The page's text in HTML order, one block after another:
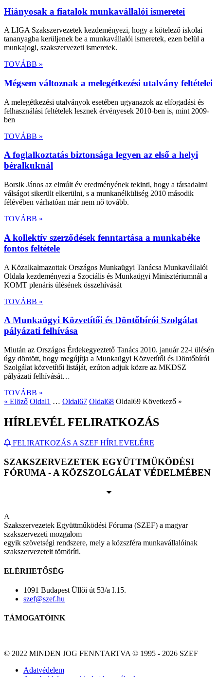
Hiányosak a fiatalok munkavállalói ismeretei
A LIGA Szakszervezetek kezdeményezi, hogy a kötelező iskolai
tananyagba kerüljenek be a munkavállalói ismeretek, ezen belül a
munkajogi, szakszervezeti ismeretek.
TOVÁBB »
Mégsem változnak a melegétkezési utalvány feltételei
A melegétkezési utalványok esetében ugyanazok az elfogadási és
felhasználási feltételek lesznek érvényesek 2010-ben is, mint 2009-
ben
TOVÁBB »
A foglalkoztatás biztonsága legyen az első a helyi
béralkuknál
Borsik János az elmúlt év eredményének tekinti, hogy a társadalmi
válságot sikerült elkerülni, s a munkanélküliség 2010 második
félévében várhatóan már nem nő tovább.
TOVÁBB »
A kollektív szerződések fenntartása a munkabéke
fontos feltétele
A Közalkalmazottak Országos Munkaügyi Tanácsa Munkavállalói
Oldala kezdeményezi a Szociális és Munkaügyi Minisztériumnál a
KOMT plenáris ülésének összehívását
TOVÁBB »
A Munkaügyi Közvetítői és Döntőbírói Szolgálat
pályázati felhívása
Miután az Országos Érdekegyeztető Tanács 2010. január 22-i ülésén
úgy döntött, hogy megújítja a Munkaügyi Közvetítői és Döntőbírói
Szolgálat közvetítői listáját, ezúton adjuk közre az MKDSZ
pályázati felhívását…
TOVÁBB »
« Elöző Oldal1 … Oldal67 Oldal68 Oldal69 Következő »
HÍRLEVÉL FELIRATKOZÁS
FELIRATKOZÁS A SZEF HÍRLEVELÉRE
SZAKSZERVEZETEK EGYÜTTMŰKÖDÉSI
FÓRUMA - A KÖZSZOLGÁLAT VÉDELMÉBEN
A
Szakszervezetek Együttműködési Fóruma (SZEF) a magyar
szakszervezeti mozgalom
egyik szövetségi rendszere, mely a közszféra munkavállalóinak
szakszervezeteit tömöríti.
ELÉRHETŐSÉG
1091 Budapest Üllői út 53/a I.15.
szef@szef.hu
TÁMOGATÓINK
© 2022 MINDEN JOG FENNTARTVA © 1995 - 2026 SZEF
Adatvédelem